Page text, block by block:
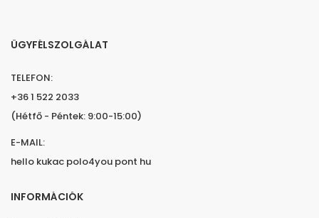
ÜGYFÉLSZOLGÁLAT
TELEFON:
+36 1 522 2033
(Hétfő - Péntek: 9:00-15:00)
E-MAIL:
hello kukac polo4you pont hu
INFORMÁCIÓK